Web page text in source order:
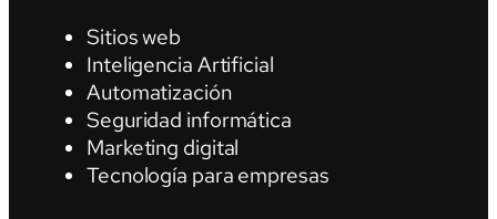
Sitios web
Inteligencia Artificial
Automatización
Seguridad informática
Marketing digital
Tecnología para empresas